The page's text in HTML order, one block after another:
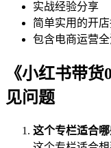
实战经验分享
简单实用的开
包含电商运营
《小红书带
见问题
这个专栏适合哪